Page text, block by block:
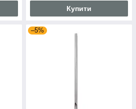
Купити
–5%